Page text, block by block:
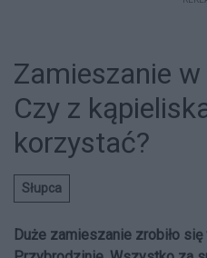
Zamieszanie
Czy z
korzystać?
Słupca
Duże zamieszanie zrobiło